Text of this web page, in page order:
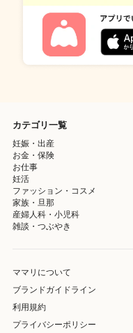
カテゴリ一覧
妊娠・出産
お金・保険
お仕事
妊活
ファッション・コスメ
家族・旦那
産婦人科・小児科
雑談・つぶやき
ママリについて
ブランドガイドライン
利用規約
プライバシーポリシー